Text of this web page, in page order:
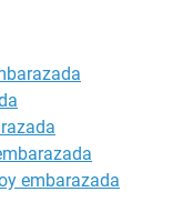
embarazada